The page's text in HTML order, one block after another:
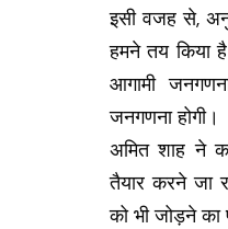
इसी वजह से,
हमने तय किया
आगामी
जनगणना होगी।
अमित शाह ने
तैयार करने जा
को भी जोड़ने का